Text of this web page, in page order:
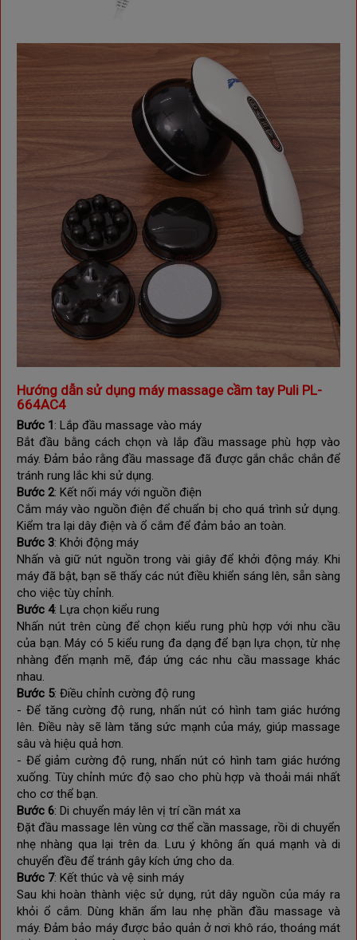
Hướng dẫn sử dụng máy massage cầm tay Puli PL-
664AC4
Bước 1: Lắp đầu massage vào máy
Bắt đầu bằng cách chọn và lắp đầu massage phù hợp vào
máy. Đảm bảo rằng đầu massage đã được gắn chắc chắn để
tránh rung lắc khi sử dụng.
Bước 2: Kết nối máy với nguồn điện
Cắm máy vào nguồn điện để chuẩn bị cho quá trình sử dụng.
Kiểm tra lại dây điện và ổ cắm để đảm bảo an toàn.
Bước 3: Khởi động máy
Nhấn và giữ nút nguồn trong vài giây để khởi động máy. Khi
máy đã bật, bạn sẽ thấy các nút điều khiển sáng lên, sẵn sàng
cho việc tùy chỉnh.
Bước 4: Lựa chọn kiểu rung
Nhấn nút trên cùng để chọn kiểu rung phù hợp với nhu cầu
của bạn. Máy có 5 kiểu rung đa dạng để bạn lựa chọn, từ nhẹ
nhàng đến mạnh mẽ, đáp ứng các nhu cầu massage khác
nhau.
Bước 5: Điều chỉnh cường độ rung
- Để tăng cường độ rung, nhấn nút có hình tam giác hướng
lên. Điều này sẽ làm tăng sức mạnh của máy, giúp massage
sâu và hiệu quả hơn.
- Để giảm cường độ rung, nhấn nút có hình tam giác hướng
xuống. Tùy chỉnh mức độ sao cho phù hợp và thoải mái nhất
cho cơ thể bạn.
Bước 6: Di chuyển máy lên vị trí cần mát xa
Đặt đầu massage lên vùng cơ thể cần massage, rồi di chuyển
nhẹ nhàng qua lại trên da. Lưu ý không ấn quá mạnh và di
chuyển đều để tránh gây kích ứng cho da.
Bước 7: Kết thúc và vệ sinh máy
Sau khi hoàn thành việc sử dụng, rút dây nguồn của máy ra
khỏi ổ cắm. Dùng khăn ẩm lau nhẹ phần đầu massage và
máy. Đảm bảo máy được bảo quản ở nơi khô ráo, thoáng mát